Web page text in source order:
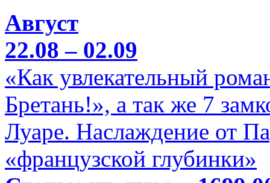
Август
22.08 – 02.09
«Как увлекательный
Бретань!», а так же 7
Луаре. Наслаждение от
«французской глубинки»